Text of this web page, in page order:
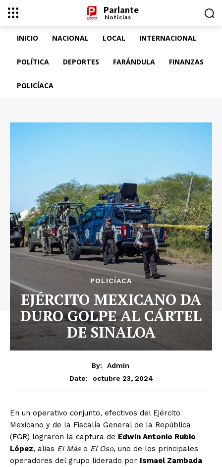
Parlante
Noticias
INICIO NACIONAL LOCAL INTERNACIONAL
POLÍTICA DEPORTES FARÁNDULA FINANZAS
POLICÍACA
POLICÍACA
EJÉRCITO MEXICANO DA
DURO GOLPE AL CÁRTEL
DE SINALOA
By:
Admin
Date:
octubre 23, 2024
En un operativo conjunto, efectivos del Ejército
Mexicano y de la Fiscalía General de la República
(FGR) lograron la captura de Edwin Antonio Rubio
López, alias El Máso El Oso, uno de los principales
operadores del grupo liderado por Ismael Zambada